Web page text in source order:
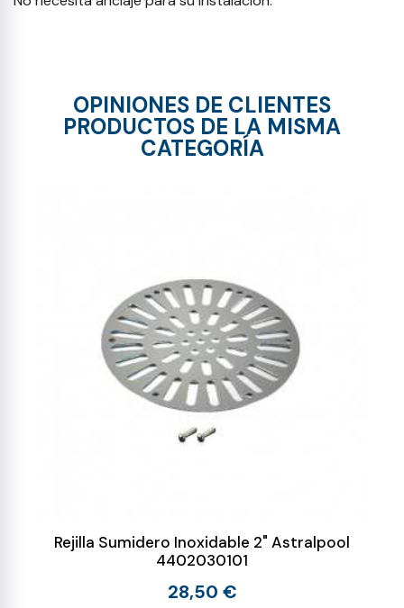
OPINIONES DE CLIENTES
PRODUCTOS DE LA MISMA
CATEGORÍA
Rejilla Sumidero Inoxidable 2" Astralpool
4402030101
28,50 €